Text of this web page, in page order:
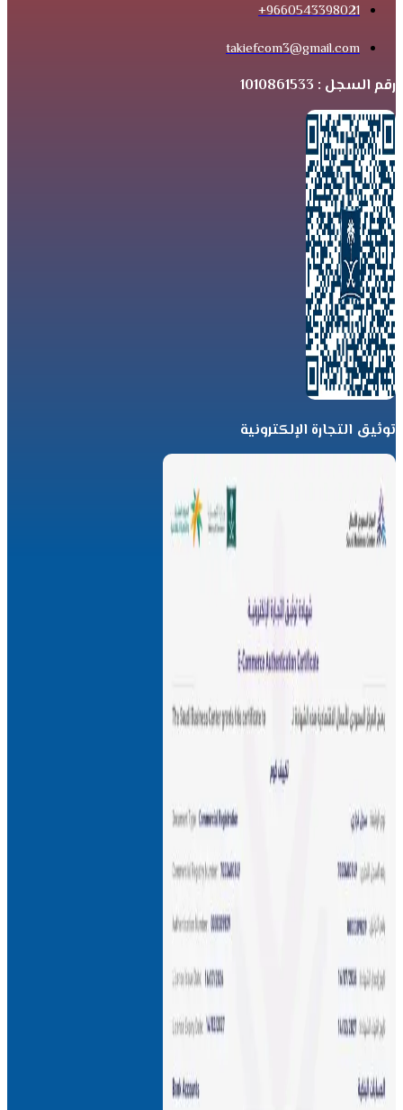
9660543398021+
takiefcom3@gmail.com
رقم السجل : 1010861533
توثيق التجارة الإلكترونية